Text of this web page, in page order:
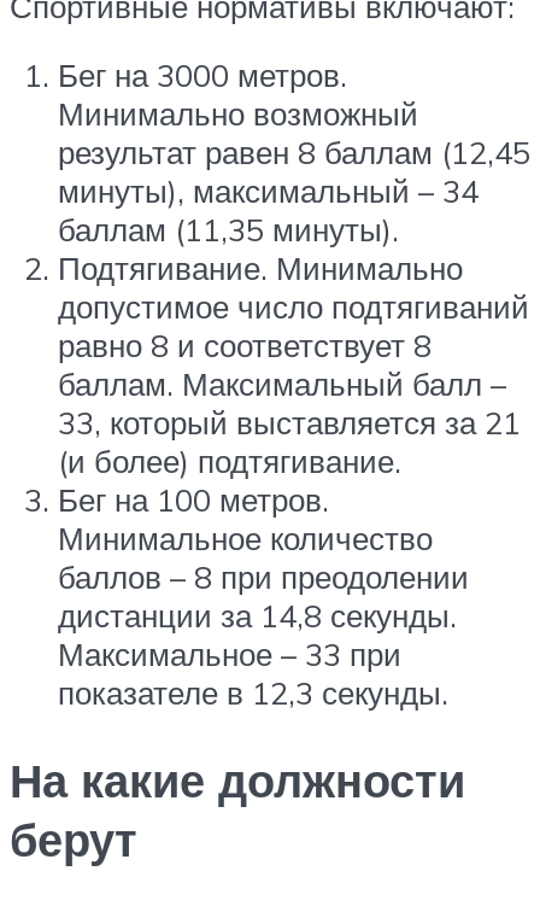
Бег на 3000 метров.
Минимально возможный
результат равен 8 баллам (12,45
минуты), максимальный – 34
баллам (11,35 минуты).
Подтягивание. Минимально
допустимое число подтягиваний
равно 8 и соответствует 8
баллам. Максимальный балл –
33, который выставляется за 21
(и более) подтягивание.
Бег на 100 метров.
Минимальное количество
баллов – 8 при преодолении
дистанции за 14,8 секунды.
Максимальное – 33 при
показателе в 12,3 секунды.
На какие должности
берут